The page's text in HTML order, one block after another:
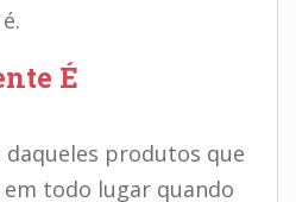
É
daqueles produtos que
em todo lugar quando